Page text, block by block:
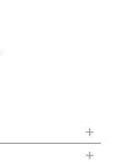
+
+